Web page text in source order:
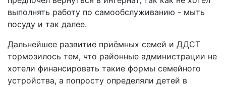
выполнять работу по самообслуживанию - мыть
посуду и так далее.
Дальнейшее развитие приёмных семей и ДДСТ
тормозилось тем, что районные администрации не
хотели финансировать такие формы семейного
устройства, а попросту определяли детей в